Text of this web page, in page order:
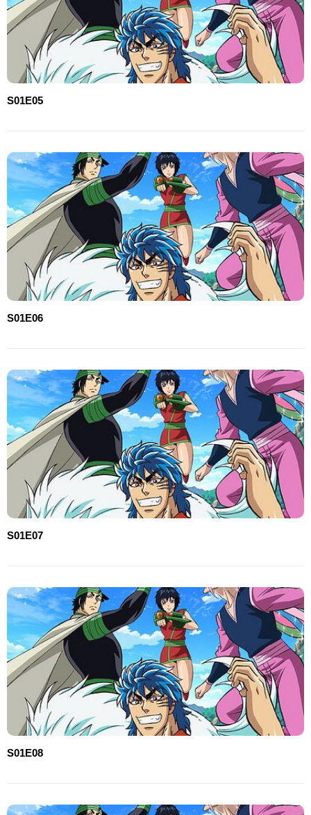
S01E05
S01E06
S01E07
S01E08